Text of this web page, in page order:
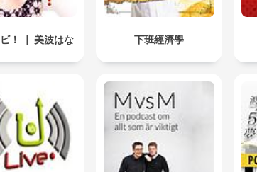
！ ｜ 美波はな 下班經濟學